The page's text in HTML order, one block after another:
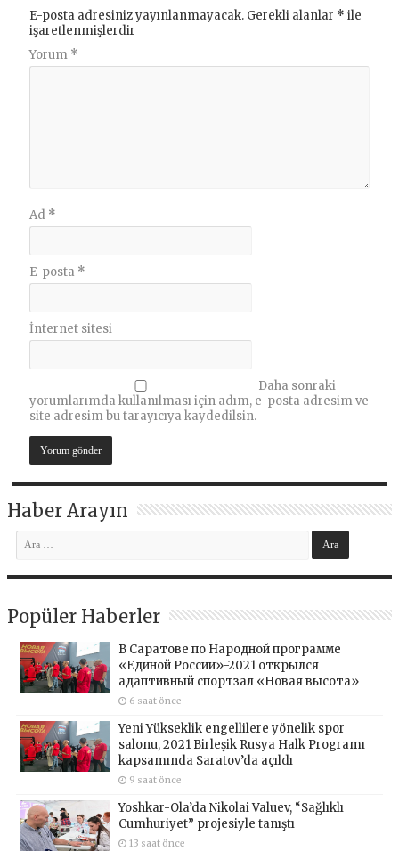
E-posta adresiniz yayınlanmayacak. Gerekli alanlar * ile
işaretlenmişlerdir
Yorum *
Ad *
E-posta *
İnternet sitesi
Daha sonraki
yorumlarımda kullanılması için adım, e-posta adresim ve
site adresim bu tarayıcıya kaydedilsin.
Haber Arayın
Popüler Haberler
В Саратове по Народной программе
«Единой России»-2021 открылся
адаптивный спортзал «Новая высота»
6 saat önce
Yeni Yükseklik engellilere yönelik spor
salonu, 2021 Birleşik Rusya Halk Programı
kapsamında Saratov’da açıldı
9 saat önce
Yoshkar-Ola’da Nikolai Valuev, “Sağlıklı
Cumhuriyet” projesiyle tanıştı
13 saat önce